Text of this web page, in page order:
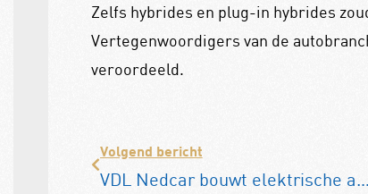
Zelfs hybrides en plug-in hybrides
Vertegenwoordigers van de
veroordeeld.
Volgend bericht
VDL Nedcar bouwt elektrische auto van Canoo